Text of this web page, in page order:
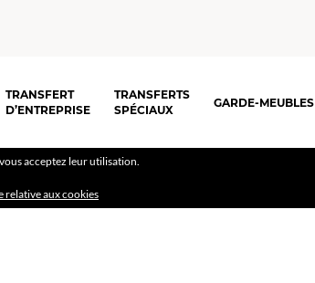
TRANSFERT
D’ENTREPRISE
TRANSFERTS
SPÉCIAUX
GARDE-MEUBLES
acceptez leur utilisation.
relative aux cookies